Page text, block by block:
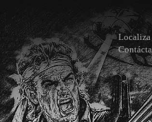
Localiza